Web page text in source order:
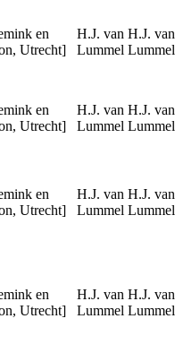
en
Utrecht]
H.J. van
Lummel
H.J. van
Lummel
en
Utrecht]
H.J. van
Lummel
H.J. van
Lummel
en
Utrecht]
H.J. van
Lummel
H.J. van
Lummel
en
Utrecht]
H.J. van
Lummel
H.J. van
Lummel